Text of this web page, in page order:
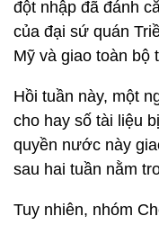
đột nhập đã đánh
của đại sứ quán
Mỹ và giao toàn bộ
Hồi tuần này, một
cho hay số tài liệu
quyền nước này
sau hai tuần nằm
Tuy nhiên, nhóm